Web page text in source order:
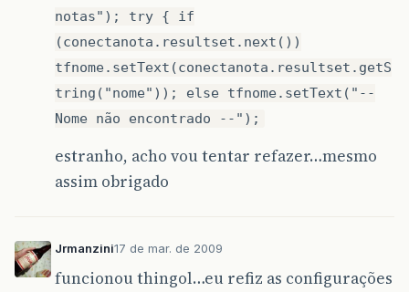
notas"); try { if
(conectanota.resultset.next())
tfnome.setText(conectanota.resultset.getS
tring("nome")); else tfnome.setText("--
Nome não encontrado --");
estranho, acho vou tentar refazer…mesmo
assim obrigado
Jrmanzini17 de mar. de 2009
funcionou thingol…eu refiz as configurações